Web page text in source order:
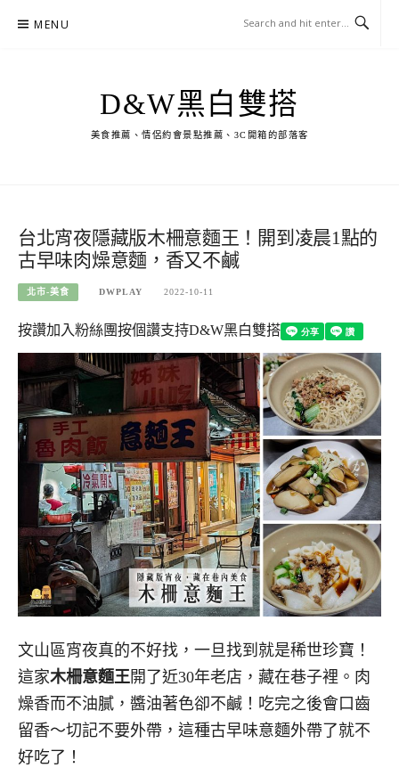
MENU
D&W黑白雙搭
美食推薦、情侶約會景點推薦、3C開箱的部落客
台北宵夜隱藏版木柵意麵王！開到凌晨1點的
古早味肉燥意麵，香又不鹹
北市-美食 DWPLAY 2022-10-11
按讚加入粉絲團按個讚支持D&W黑白雙搭
文山區宵夜真的不好找，一旦找到就是稀世珍寶！
這家木柵意麵王開了近30年老店，藏在巷子裡。肉
燥香而不油膩，醬油著色卻不鹹！吃完之後會口齒
留香～切記不要外帶，這種古早味意麵外帶了就不
好吃了！